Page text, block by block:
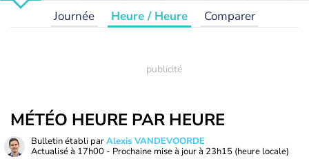
Journée Heure / Heure Comparer
MÉTÉO HEURE PAR HEURE
Bulletin établi parAlexis VANDEVOORDE
Actualisé à 17h00 - Prochaine mise à jour à 23h15 (heure locale)